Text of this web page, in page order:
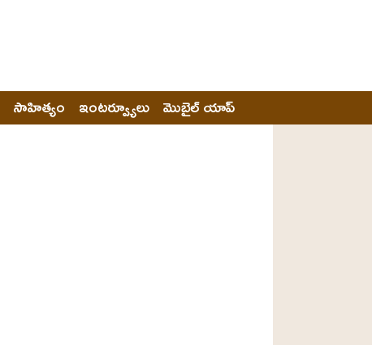
సాహిత్యం ఇంటర్వ్యూలు మొబైల్ యాప్